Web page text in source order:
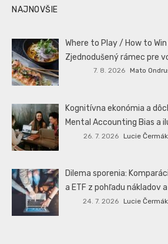
NAJNOVŠIE
Where to Play / How to
Zjednodušený rámec pre
7. 8. 2026 Mato
Kognitívna ekonómia a
Mental Accounting Bias a
26. 7. 2026 Lucie
Dilema sporenia:
a ETF z pohľadu nákladov
24. 7. 2026 Lucie